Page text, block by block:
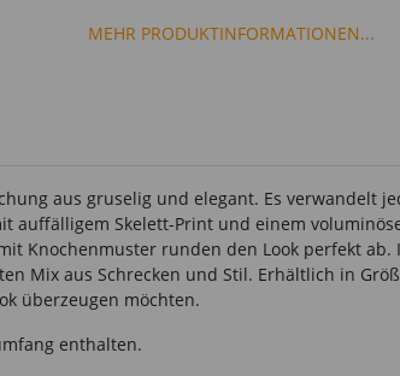
MEHR PRODUKTINFORMATIONEN...
aus gruselig und elegant. Es verwandelt
auffälligem Skelett-Print und einem
Knochenmuster runden den Look perfekt
Mix aus Schrecken und Stil. Erhältlich in
überzeugen möchten.
enthalten.